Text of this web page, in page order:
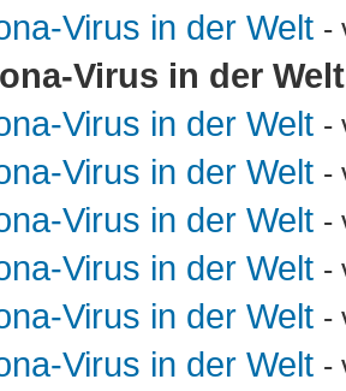
Virus in der Welt -
Virus in der Welt
Virus in der Welt -
Virus in der Welt -
Virus in der Welt -
Virus in der Welt -
Virus in der Welt -
Virus in der Welt -